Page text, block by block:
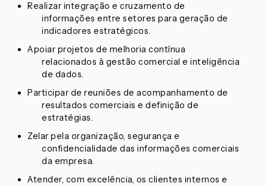
Realizar integração e cruzamento de
informações entre setores para geração de
indicadores estratégicos.
Apoiar projetos de melhoria contínua
relacionados à gestão comercial e inteligência
de dados.
Participar de reuniões de acompanhamento de
resultados comerciais e definição de
estratégias.
Zelar pela organização, segurança e
confidencialidade das informações comerciais
da empresa.
Atender, com excelência, os clientes internos e